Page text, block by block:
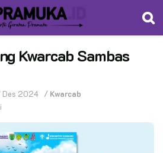
Kwarcab Sambas
Des 2024 / Kwarcab